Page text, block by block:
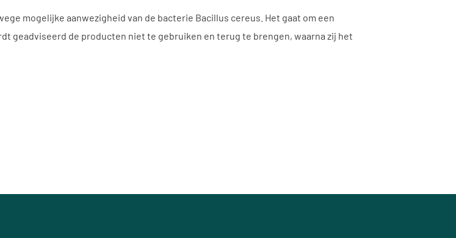
mogelijke aanwezigheid van de bacterie Bacillus cereus. Het gaat om een
geadviseerd de producten niet te gebruiken en terug te brengen, waarna zij het